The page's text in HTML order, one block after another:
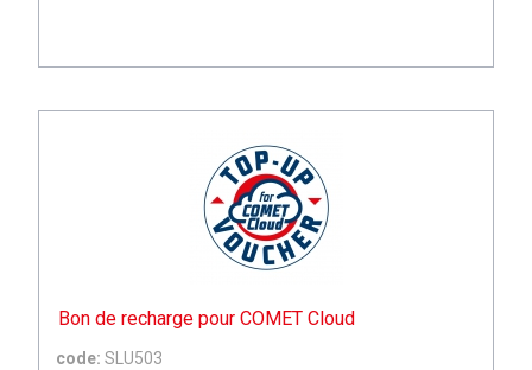
Bon de recharge pour COMET Cloud
code: SLU503